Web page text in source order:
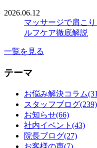
2026.06.12
マッサージで肩こ
ルフケア徹底解説
一覧を見る
テーマ
お悩み解決コラム
スタッフブログ(239)
お知らせ(66)
社内イベント(43)
院長ブログ(27)
お客様の声(7)